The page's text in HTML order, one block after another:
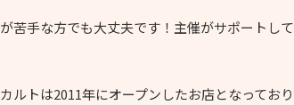
苦手な方でも大丈夫です！主催がサポートし
トは2011年にオープンしたお店となっており